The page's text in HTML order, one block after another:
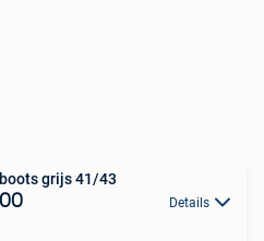
grijs 41/43
Details